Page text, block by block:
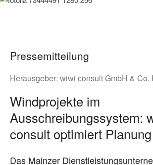
Pressemitteilung
Herausgeber: wiwi consult GmbH & Co.
Windprojekte im
Ausschreibungssystem:
consult optimiert
Das Mainzer